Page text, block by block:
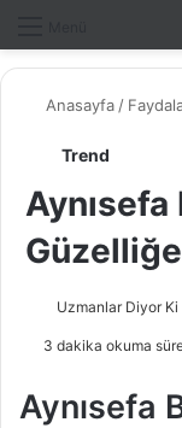
Anasayfa /
Trend
Aynısefa
Uzmanlar Diyor Ki
3 dakika okuma
Aynısefa